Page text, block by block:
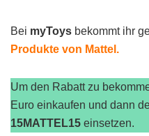
Bei myToys bekommt ihr
Produkte von Mattel.
Um den Rabatt zu
Euro einkaufen und dann
15MATTEL15 einsetzen.